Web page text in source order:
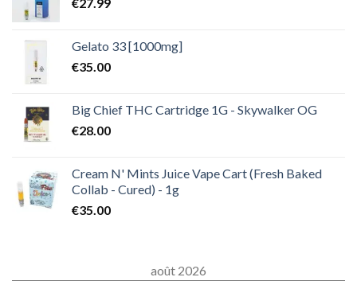
Gelato 33 [1000mg]
€35.00
Big Chief THC Cartridge 1G - Skywalker OG
€28.00
Cream N' Mints Juice Vape Cart (Fresh Baked
Collab - Cured) - 1g
€35.00
août 2026